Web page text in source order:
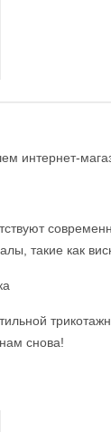
интернет-
такие как
снова!